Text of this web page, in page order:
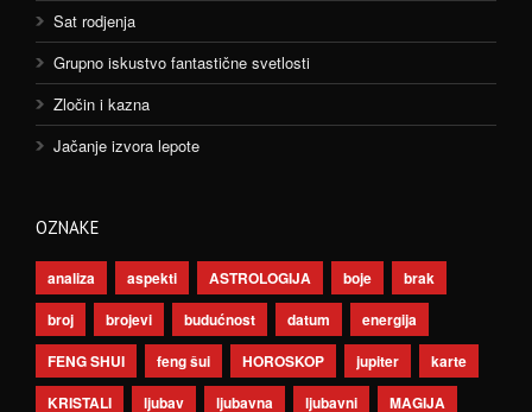
Sat rodjenja
Grupno iskustvo fantastične svetlosti
Zločin i kazna
Jačanje izvora lepote
OZNAKE
analiza aspekti ASTROLOGIJA boje
brak
broj
brojevi budućnost datum
energija
FENG SHUI
feng šui HOROSKOP jupiter
karte
KRISTALI
ljubav ljubavna ljubavni MAGIJA